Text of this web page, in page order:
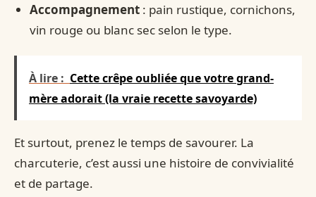
Accompagnement : pain rustique, cornichons,
vin rouge ou blanc sec selon le type.
À lire : Cette crêpe oubliée que votre grand-
mère adorait (la vraie recette savoyarde)
Et surtout, prenez le temps de savourer. La
charcuterie, c’est aussi une histoire de convivialité
et de partage.